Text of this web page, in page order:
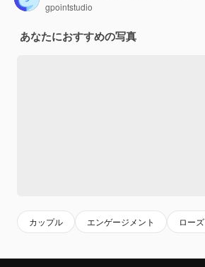
gpointstudio
あなたにおすすめの写真
カップル エンゲージメント ローズ